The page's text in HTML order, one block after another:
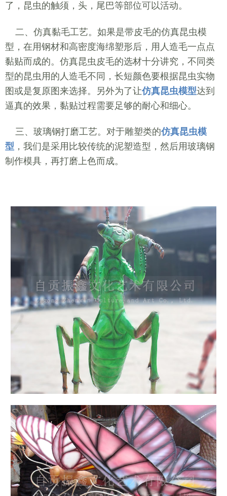
了，昆虫的触须，头，尾巴等部位可以活动。
二、仿真黏毛工艺。如果是带皮毛的仿真昆虫模
型，在用钢材和高密度海绵塑形后，用人造毛一点点
黏贴而成的。仿真昆虫皮毛的选材十分讲究，不同类
型的昆虫用的人造毛不同，长短颜色要根据昆虫实物
图或是复原图来选择。另外为了让仿真昆虫模型达到
逼真的效果，黏贴过程需要足够的耐心和细心。
三、玻璃钢打磨工艺。对于雕塑类的仿真昆虫模
型 ，我们是采用比较传统的泥塑造型，然后用玻璃钢
制作模具，再打磨上色而成。